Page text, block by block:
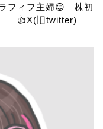
フィフ主婦😊 株初
👍X(旧twitter)